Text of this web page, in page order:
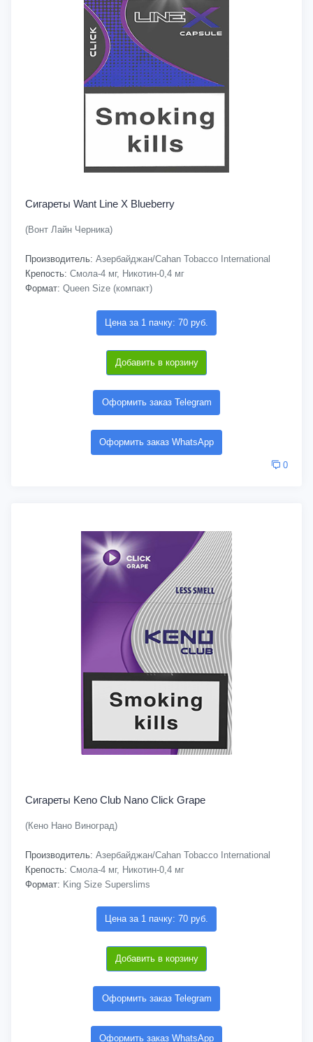
Сигареты Want Line X Blueberry
(Вонт Лайн Черника)
Производитель: Азербайджан/Cahan Tobacco International
Крепость: Смола-4 мг, Никотин-0,4 мг
Формат: Queen Size (компакт)
Цена за 1 пачку: 70 руб.
Добавить в корзину
Оформить заказ Telegram
Оформить заказ WhatsApp
0
Сигареты Keno Club Nano Click Grape
(Кено Нано Виноград)
Производитель: Азербайджан/Cahan Tobacco International
Крепость: Смола-4 мг, Никотин-0,4 мг
Формат: King Size Superslims
Цена за 1 пачку: 70 руб.
Добавить в корзину
Оформить заказ Telegram
Оформить заказ WhatsApp